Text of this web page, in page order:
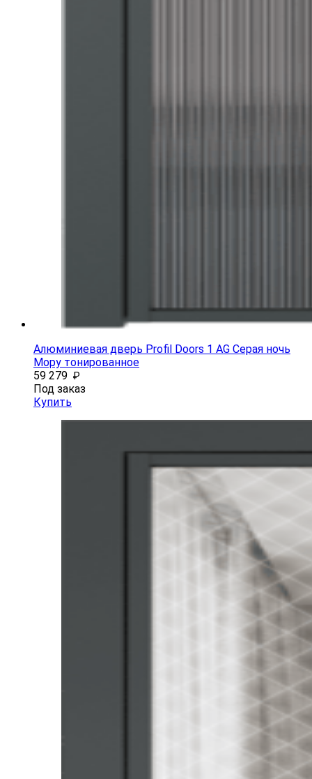
Алюминиевая дверь Profil Doors 1 AG Серая ночь
Мору тонированное
59 279 ₽
Под заказ
Купить